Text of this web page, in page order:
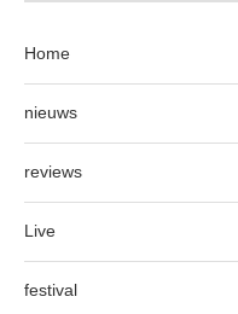
Home
nieuws
reviews
Live
festival